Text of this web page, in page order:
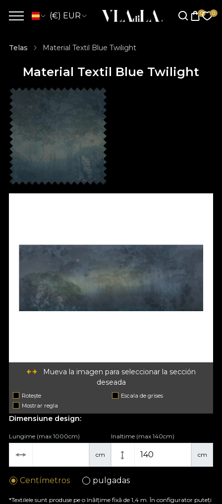
(€) EUR
Telas Material Textil Blue Twilight
Material Textil Blue Twilight
Mueva la imagen para seleccionar la sección
deseada
Rotește
Escala de grises
Mostrar regla
Dimensiune design:
cm
Lungime (max 1000cm)
cm
Inaltime (max 140cm)
Centímetros pulgadas
*Textilele sunt produse pe o înălțime fixă de 1,4 m. În configurator puteți